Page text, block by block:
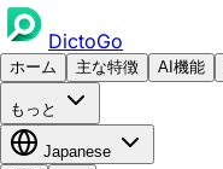
DictoGo
ホーム 主な特徴 AI機能
もっと
Japanese